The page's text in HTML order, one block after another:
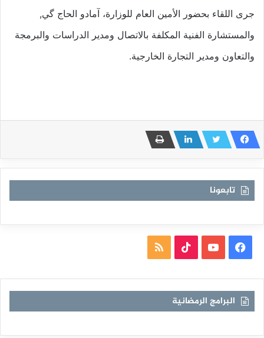
جرى اللقاء بحضور الأمين العام للوزارة، آمادو الحاج گي,
والمستشارة الفنية المكلفة بالاتصال ومدير الدراسات والبرمجة
والتعاون ومدير التجارة الخارجية.
تابعونا
فيسبوكيوتيوب TikTokملخص
RSS
البرامج الرمضانية